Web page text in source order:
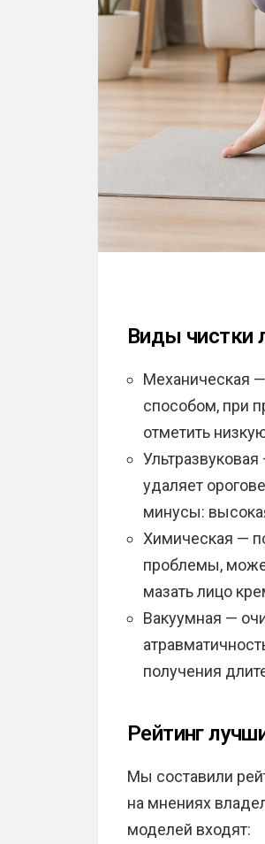
Виды чистки
Механическая
способом, при
отметить
удаляет
минусы:
Химическая —
проблемы,
мазать лицо
Вакуумная —
получения
Рейтинг
Мы составили
на мнениях
моделей входят: